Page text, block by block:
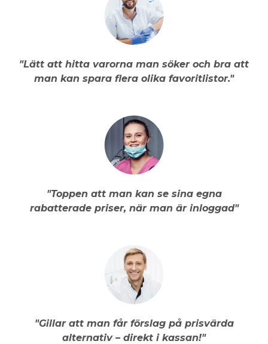
"Lätt att hitta varorna man söker och bra att
man kan spara flera olika favoritlistor."
"Toppen att man kan se sina egna
rabatterade priser, när man är inloggad"
"Gillar att man får förslag på prisvärda
alternativ – direkt i kassan!"